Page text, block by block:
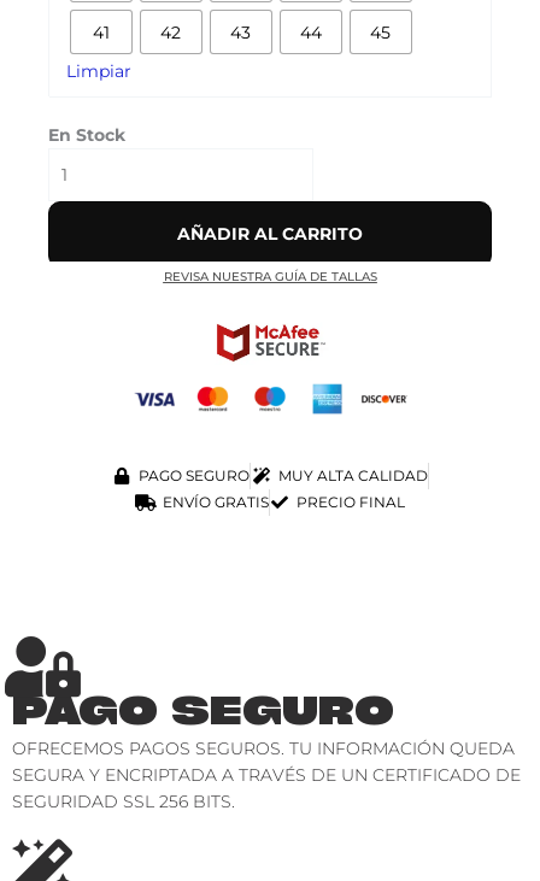
41 42 43 44 45
Limpiar
En Stock
cantidad
AÑADIR AL CARRITO
REVISA NUESTRA GUÍA DE TALLAS
PAGO SEGURO
MUY ALTA CALIDAD
ENVÍO GRATIS
PRECIO FINAL
PAGO SEGURO
OFRECEMOS PAGOS SEGUROS. TU INFORMACIÓN QUEDA
SEGURA Y ENCRIPTADA A TRAVÉS DE UN CERTIFICADO DE
SEGURIDAD SSL 256 BITS.